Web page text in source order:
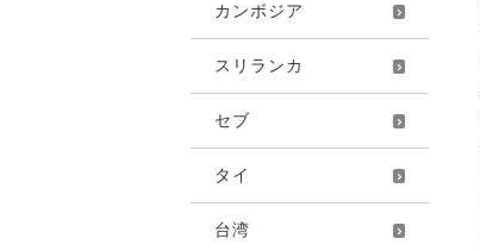
カンボジア
スリランカ
セブ
タイ
台湾